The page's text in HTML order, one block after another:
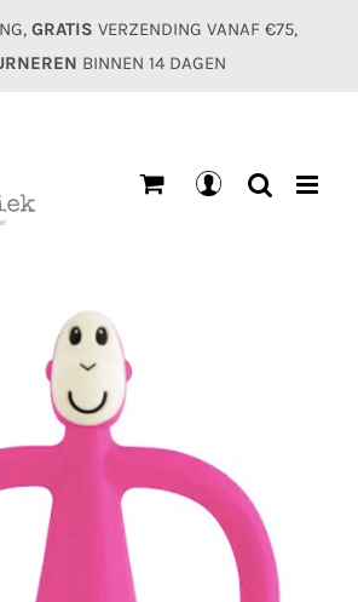
GRATIS VERZENDING VANAF €75,
BINNEN 14 DAGEN